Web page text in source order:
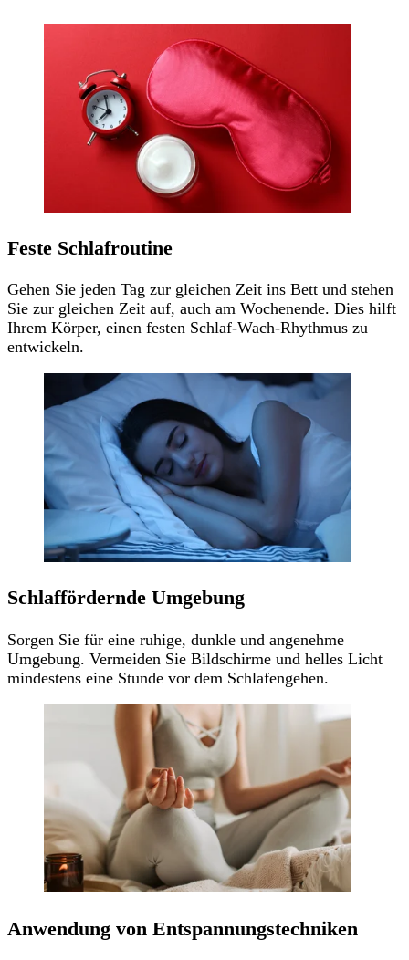
Feste Schlafroutine
Gehen Sie jeden Tag zur gleichen Zeit ins Bett und stehen
Sie zur gleichen Zeit auf, auch am Wochenende. Dies hilft
Ihrem Körper, einen festen Schlaf-Wach-Rhythmus zu
entwickeln.
Schlaffördernde Umgebung
Sorgen Sie für eine ruhige, dunkle und angenehme
Umgebung. Vermeiden Sie Bildschirme und helles Licht
mindestens eine Stunde vor dem Schlafengehen.
Anwendung von Entspannungstechniken